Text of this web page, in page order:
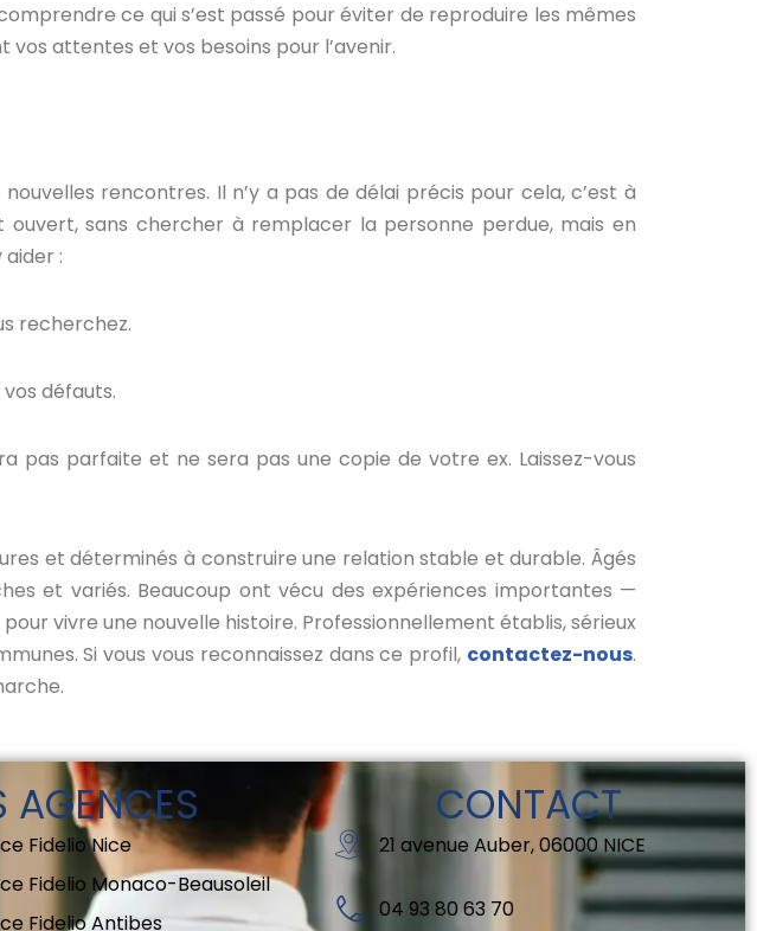
ce qui s’est passé pour éviter de reproduire les mêmes
attentes et vos besoins pour l’avenir.
rencontres. Il n’y a pas de délai précis pour cela, c’est à
sans chercher à remplacer la personne perdue, mais en
:
recherchez.
défauts.
pas parfaite et ne sera pas une copie de votre ex. Laissez-vous
et déterminés à construire une relation stable et durable. Âgés
et variés. Beaucoup ont vécu des expériences importantes —
vivre une nouvelle histoire. Professionnellement établis, sérieux
Si vous vous reconnaissez dans ce profil, contactez-nous.
AGENCES
Fidelio Nice
Fidelio Monaco-Beausoleil
Fidelio Antibes
CONTACT
21 avenue Auber, 06000 NICE
04 93 80 63 70